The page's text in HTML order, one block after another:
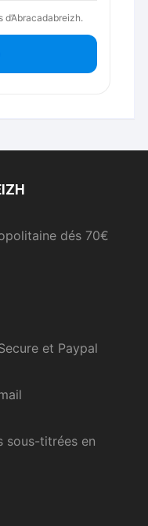
dés 70€
et Paypal
sous-titrées en